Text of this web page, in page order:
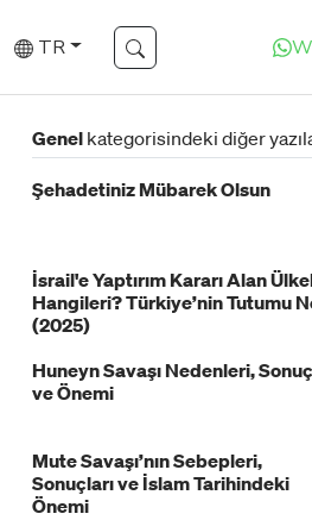
TR
Genel kategorisindeki diğer
Şehadetiniz Mübarek Olsun
İsrail'e Yaptırım Kararı Alan
Hangileri? Türkiye’nin Tutumu
(2025)
Huneyn Savaşı Nedenleri,
ve Önemi
Mute Savaşı’nın Sebepleri,
Sonuçları ve İslam Tarihindeki
Önemi